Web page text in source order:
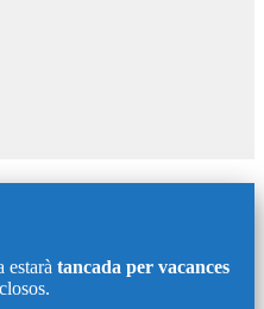
estarà tancada per vacances